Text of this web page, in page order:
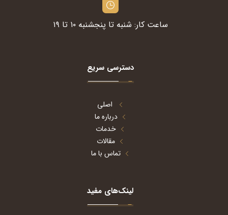
ساعت کار: شنبه تا پنجشنبه ۱۰ تا ۱۹
دسترسی سریع
اصلی
درباره ما
خدمات
مقالات
تماس با ما
لینک‌های مفید